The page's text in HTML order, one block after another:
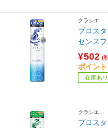
クラシエ
プロス
センス
¥502 (
ポイン
在庫あり
クラシエ
プロス